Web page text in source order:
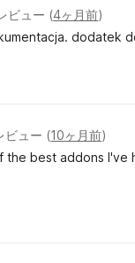
ビュー (4ヶ月前)
dodatek
ビュー (10ヶ月前)
best addons I've